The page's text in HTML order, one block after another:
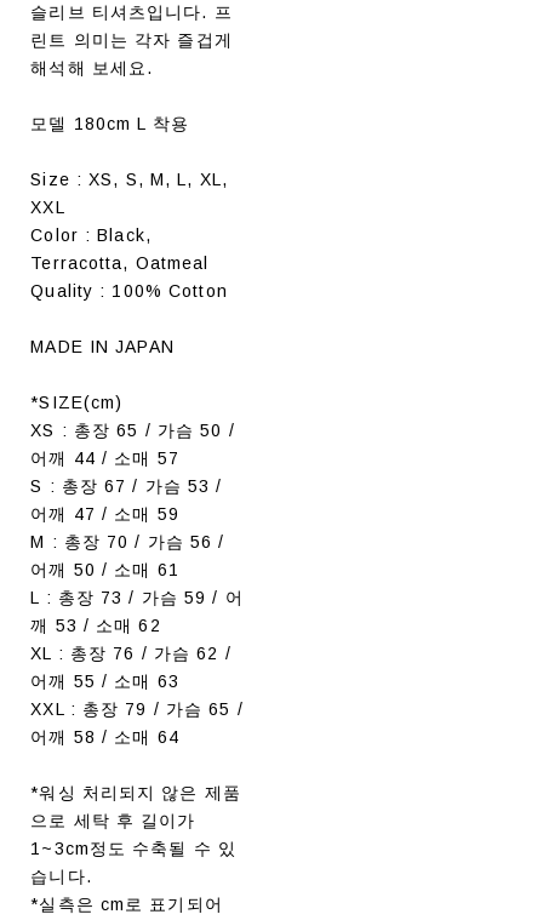
슬리브 티셔츠입니다. 프
린트 의미는 각자 즐겁게
해석해 보세요.
모델 180cm L 착용
Size : XS, S, M, L, XL,
XXL
Color : Black,
Terracotta, Oatmeal
Quality : 100% Cotton
MADE IN JAPAN
*SIZE(cm)
XS : 총장 65 / 가슴 50 /
어깨 44 / 소매 57
S : 총장 67 / 가슴 53 /
어깨 47 / 소매 59
M : 총장 70 / 가슴 56 /
어깨 50 / 소매 61
L : 총장 73 / 가슴 59 / 어
깨 53 / 소매 62
XL : 총장 76 / 가슴 62 /
어깨 55 / 소매 63
XXL : 총장 79 / 가슴 65 /
어깨 58 / 소매 64
*워싱 처리되지 않은 제품
으로 세탁 후 길이가
1~3cm정도 수축될 수 있
습니다.
*실측은 cm로 표기되어